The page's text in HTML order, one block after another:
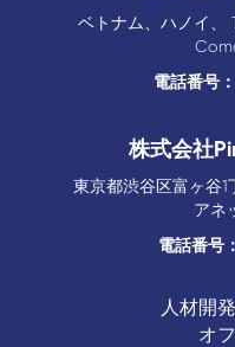
ベトナム、ハノイ、
電話番号：
株式会社
東京都渋谷区富ヶ谷1
アネ
電話番号：
人材開
オ